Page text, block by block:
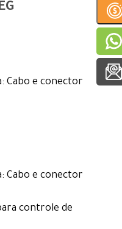
Cabo e conector
Cabo e conector
controle de